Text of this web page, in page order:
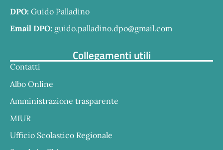
DPO: Guido Palladino
Email DPO: guido.palladino.dpo@gmail.com
Collegamenti utili
Contatti
Albo Online
Amministrazione trasparente
MIUR
Ufficio Scolastico Regionale